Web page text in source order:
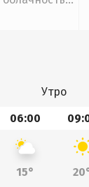
Утро
06:00
15°